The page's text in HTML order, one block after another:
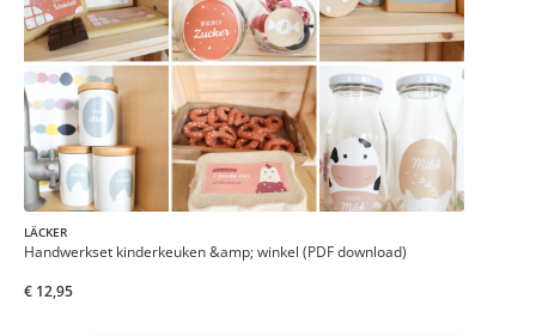
LÄCKER
Handwerkset kinderkeuken &amp; winkel (PDF download)
€ 12,95